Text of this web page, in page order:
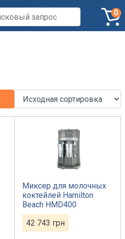
0
Миксер для молочных
коктейлей Hamilton
Beach HMD400
42 743 грн